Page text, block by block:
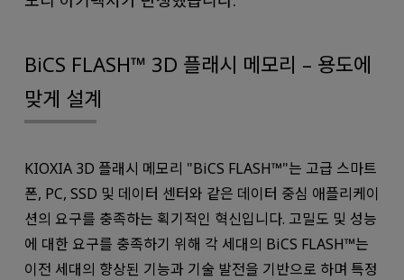
BiCS FLASH™ 3D 플래시 메모리 – 용도에
맞게 설계
KIOXIA 3D 플래시 메모리 "BiCS FLASH™"는 고급 스마트
폰, PC, SSD 및 데이터 센터와 같은 데이터 중심 애플리케이
션의 요구를 충족하는 획기적인 혁신입니다. 고밀도 및 성능
에 대한 요구를 충족하기 위해 각 세대의 BiCS FLASH™는
이전 세대의 향상된 기능과 기술 발전을 기반으로 하며 특정